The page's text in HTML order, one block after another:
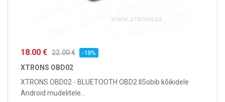
18.00 € 22.00 € -18%
XTRONS OBD02
XTRONS OBD02 - BLUETOOTH OBD2 IISobib kõikidele
Android mudelitele...